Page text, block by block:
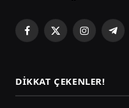
Facebook
X
Instagram
DIKKAT ÇEKENLER!